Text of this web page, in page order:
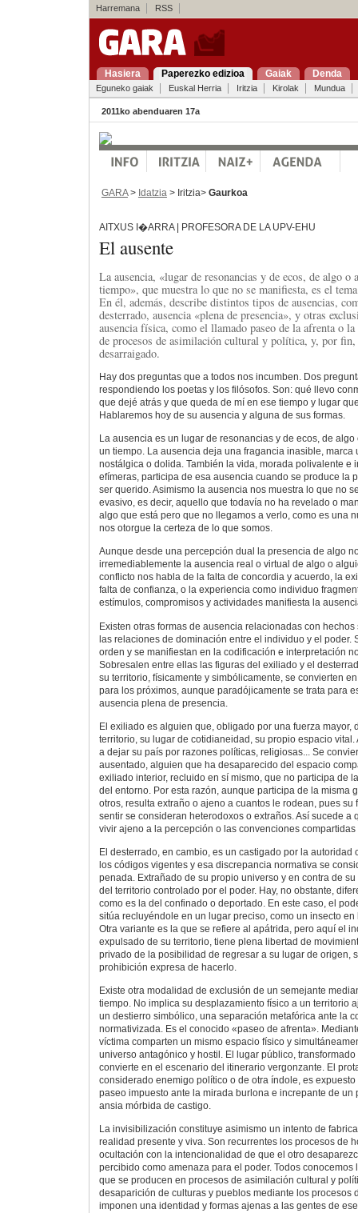
Harremana RSS
Hasiera Paperezko edizioa Gaiak Denda
Eguneko gaiak Euskal Herria Iritzia Kirolak Mundua
2011ko abenduaren 17a
GARA> Idatzia > Iritzia> Gaurkoa
AITXUS I�ARRA | PROFESORA DE LA UPV-EHU
El ausente
La ausencia, «lugar de resonancias y de ecos, de algo o
tiempo», que muestra lo que no se manifiesta, es el
En él, además, describe distintos tipos de ausencias,
desterrado, ausencia «plena de presencia», y otras
ausencia física, como el llamado paseo de la afrenta o
de procesos de asimilación cultural y política, y, por
desarraigado.
Hay dos preguntas que a todos nos incumben. Dos
respondiendo los poetas y los filósofos. Son: qué llevo
que dejé atrás y que queda de mí en ese tiempo y lugar
Hablaremos hoy de su ausencia y alguna de sus formas.
La ausencia es un lugar de resonancias y de ecos, de
un tiempo. La ausencia deja una fragancia inasible, marca
nostálgica o dolida. También la vida, morada polivalente e
efímeras, participa de esa ausencia cuando se produce la
ser querido. Asimismo la ausencia nos muestra lo que no
evasivo, es decir, aquello que todavía no ha revelado o
algo que está pero que no llegamos a verlo, como es una
nos otorgue la certeza de lo que somos.
Aunque desde una percepción dual la presencia de algo
irremediablemente la ausencia real o virtual de algo o
conflicto nos habla de la falta de concordia y acuerdo, la
falta de confianza, o la experiencia como individuo
estímulos, compromisos y actividades manifiesta la
Existen otras formas de ausencia relacionadas con
las relaciones de dominación entre el individuo y el poder.
orden y se manifiestan en la codificación e interpretación
Sobresalen entre ellas las figuras del exiliado y el
su territorio, físicamente y simbólicamente, se convierten
para los próximos, aunque paradójicamente se trata para
ausencia plena de presencia.
El exiliado es alguien que, obligado por una fuerza mayor,
territorio, su lugar de cotidianeidad, su propio espacio
a dejar su país por razones políticas, religiosas... Se
ausentado, alguien que ha desaparecido del espacio
exiliado interior, recluido en sí mismo, que no participa de
del entorno. Por esta razón, aunque participa de la misma
otros, resulta extraño o ajeno a cuantos le rodean, pues su
sentir se consideran heterodoxos o extraños. Así sucede a
vivir ajeno a la percepción o las convenciones
El desterrado, en cambio, es un castigado por la autoridad
los códigos vigentes y esa discrepancia normativa se
penada. Extrañado de su propio universo y en contra de
del territorio controlado por el poder. Hay, no obstante,
como es la del confinado o deportado. En este caso, el
sitúa recluyéndole en un lugar preciso, como un insecto
Otra variante es la que se refiere al apátrida, pero aquí el
expulsado de su territorio, tiene plena libertad de
privado de la posibilidad de regresar a su lugar de origen,
prohibición expresa de hacerlo.
Existe otra modalidad de exclusión de un semejante
tiempo. No implica su desplazamiento físico a un territorio
un destierro simbólico, una separación metafórica ante la
normativizada. Es el conocido «paseo de afrenta».
víctima comparten un mismo espacio físico y
universo antagónico y hostil. El lugar público,
convierte en el escenario del itinerario vergonzante. El
considerado enemigo político o de otra índole, es
paseo impuesto ante la mirada burlona e increpante de un
ansia mórbida de castigo.
La invisibilización constituye asimismo un intento de
realidad presente y viva. Son recurrentes los procesos de
ocultación con la intencionalidad de que el otro
percibido como amenaza para el poder. Todos conocemos
que se producen en procesos de asimilación cultural y
desaparición de culturas y pueblos mediante los procesos
imponen una identidad y formas ajenas a las gentes de